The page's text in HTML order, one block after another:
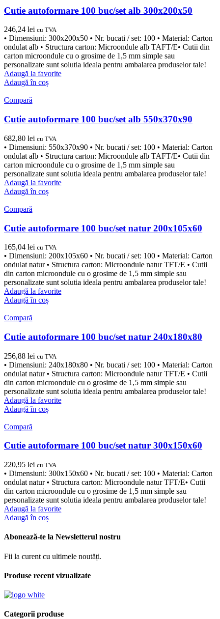
Cutie autoformare 100 buc/set alb 300x200x50
246,24 lei cu TVA
• Dimensiuni: 300x200x50 • Nr. bucati / set: 100 • Material: Carton
ondulat alb • Structura carton: Microondule alb TAFT/E• Cutii din
carton microondule cu o grosime de 1,5 mm simple sau
personalizate sunt solutia ideala pentru ambalarea produselor tale!
Adaugă la favorite
Adaugă în coș
Compară
Cutie autoformare 100 buc/set alb 550x370x90
682,80 lei cu TVA
• Dimensiuni: 550x370x90 • Nr. bucati / set: 100 • Material: Carton
ondulat alb • Structura carton: Microondule alb TAFT/E• Cutii din
carton microondule cu o grosime de 1,5 mm simple sau
personalizate sunt solutia ideala pentru ambalarea produselor tale!
Adaugă la favorite
Adaugă în coș
Compară
Cutie autoformare 100 buc/set natur 200x105x60
165,04 lei cu TVA
• Dimensiuni: 200x105x60 • Nr. bucati / set: 100 • Material: Carton
ondulat natur • Structura carton: Microondule natur TFT/E • Cutii
din carton microondule cu o grosime de 1,5 mm simple sau
personalizate sunt solutia ideala pentru ambalarea produselor tale!
Adaugă la favorite
Adaugă în coș
Compară
Cutie autoformare 100 buc/set natur 240x180x80
256,88 lei cu TVA
• Dimensiuni: 240x180x80 • Nr. bucati / set: 100 • Material: Carton
ondulat natur • Structura carton: Microondule natur TFT/E • Cutii
din carton microondule cu o grosime de 1,5 mm simple sau
personalizate sunt solutia ideala pentru ambalarea produselor tale!
Adaugă la favorite
Adaugă în coș
Compară
Cutie autoformare 100 buc/set natur 300x150x60
220,95 lei cu TVA
• Dimensiuni: 300x150x60 • Nr. bucati / set: 100 • Material: Carton
ondulat natur • Structura carton: Microondule natur TFT/E• Cutii
din carton microondule cu o grosime de 1,5 mm simple sau
personalizate sunt solutia ideala pentru ambalarea produselor tale!
Adaugă la favorite
Adaugă în coș
Abonează-te la Newsletterul nostru
Fii la curent cu ultimele noutăți.
Produse recent vizualizate
Categorii produse